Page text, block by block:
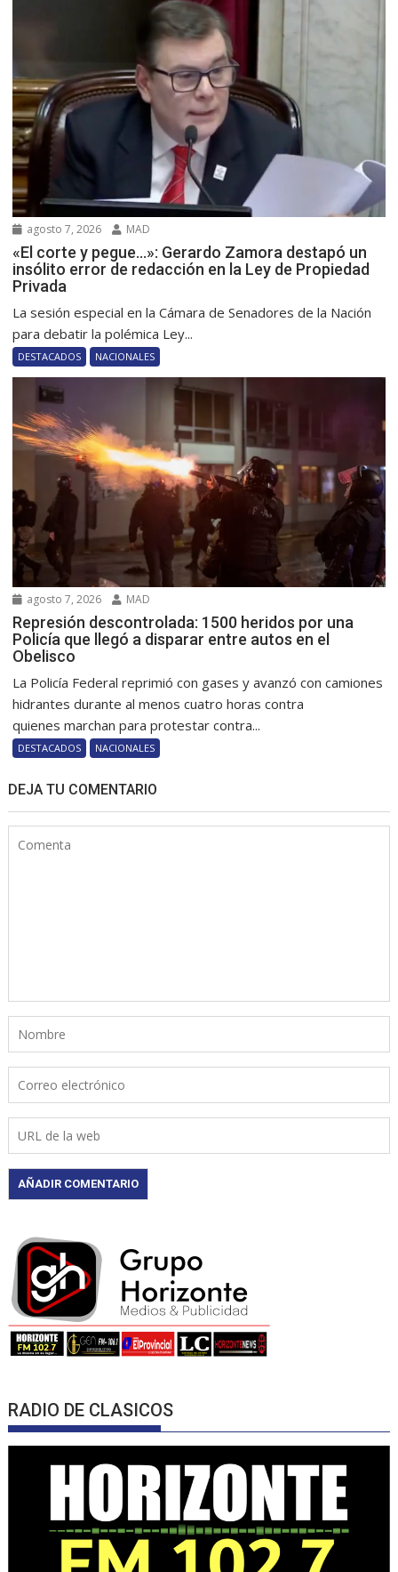
agosto 7, 2026 MAD
«El corte y pegue…»: Gerardo Zamora destapó un
insólito error de redacción en la Ley de Propiedad
Privada
La sesión especial en la Cámara de Senadores de la Nación
para debatir la polémica Ley...
DESTACADOS NACIONALES
agosto 7, 2026 MAD
Represión descontrolada: 1500 heridos por una
Policía que llegó a disparar entre autos en el
Obelisco
La Policía Federal reprimió con gases y avanzó con camiones
hidrantes durante al menos cuatro horas contra
quienes marchan para protestar contra...
DESTACADOS NACIONALES
DEJA TU COMENTARIO
RADIO DE CLASICOS